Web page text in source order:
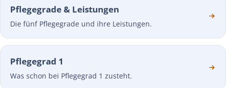
Pflegegrade & Leistungen
Die fünf Pflegegrade und ihre Leistungen.
Pflegegrad 1
Was schon bei Pflegegrad 1 zusteht.